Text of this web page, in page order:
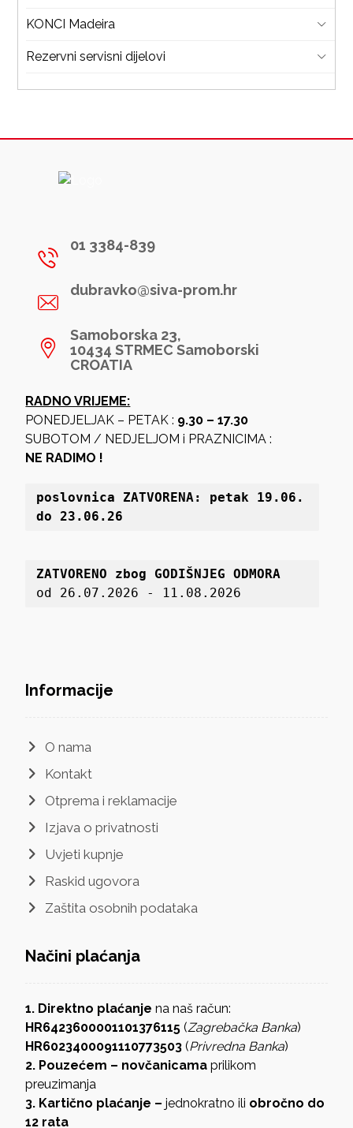
KONCI Madeira
Rezervni servisni dijelovi
01 3384-839
dubravko@siva-prom.hr
Samoborska 23,
10434 STRMEC Samoborski
CROATIA
RADNO VRIJEME:
PONEDJELJAK – PETAK : 9.30 – 17.30
SUBOTOM / NEDJELJOM i PRAZNICIMA :
NE RADIMO !
poslovnica ZATVORENA: petak 19 .06.
do 23.06.26
ZATVORENO zbog GODIŠNJEG ODMORA
od 26.07.2026 - 11.08.2026
Informacije
O nama
Kontakt
Otprema i reklamacije
Izjava o privatnosti
Uvjeti kupnje
Raskid ugovora
Zaštita osobnih podataka
Načini plaćanja
1. Direktno plaćanje na naš račun:
HR6423600001101376115(Zagrebačka Banka)
HR6023400091110773503(Privredna Banka)
2. Pouzećem – novčanicamaprilikom
preuzimanja
3. Kartično plaćanje –jednokratno ili obročno do
12 rata